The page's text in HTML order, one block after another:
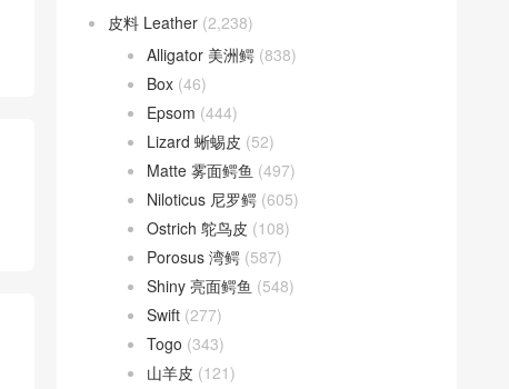
皮料 Leather (2,238)
Alligator 美洲鳄 (838)
Box (46)
Epsom (444)
Lizard 蜥蜴皮 (52)
Matte 雾面鳄鱼 (497)
Niloticus 尼罗鳄 (605)
Ostrich 鸵鸟皮 (108)
Porosus 湾鳄 (587)
Shiny 亮面鳄鱼 (548)
Swift (277)
Togo (343)
山羊皮 (121)